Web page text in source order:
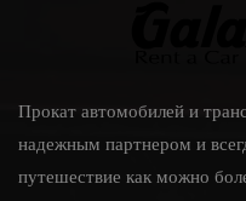
Прокат автомобилей и
надежным партнером и
путешествие как можно